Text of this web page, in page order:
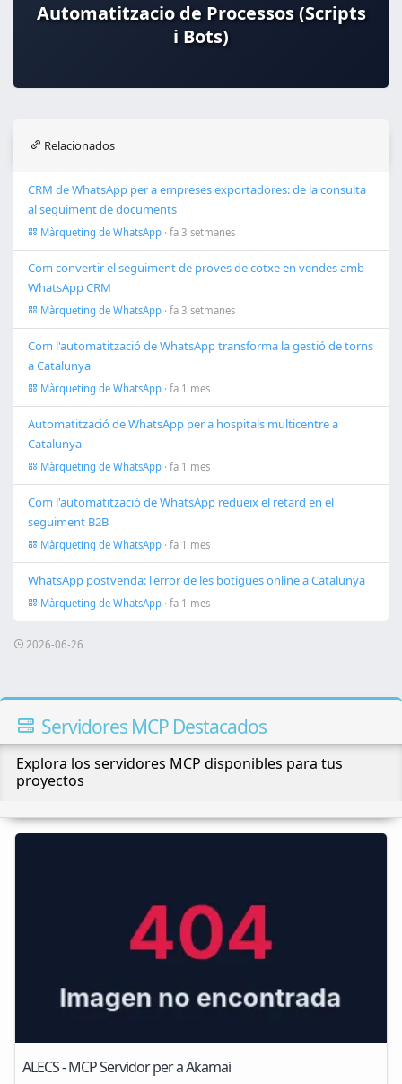
Automatitzacio de Processos (Scripts
i Bots)
Desenvolupament Web Full Stack
Laravel, Vue.js
Relacionados
CRM de WhatsApp per a empreses exportadores: de la consulta
al seguiment de documents
Màrqueting de WhatsApp · fa 3 setmanes
Com convertir el seguiment de proves de cotxe en vendes amb
WhatsApp CRM
Màrqueting de WhatsApp · fa 3 setmanes
Com l'automatització de WhatsApp transforma la gestió de torns
a Catalunya
Màrqueting de WhatsApp · fa 1 mes
Automatització de WhatsApp per a hospitals multicentre a
Catalunya
Màrqueting de WhatsApp · fa 1 mes
Com l'automatització de WhatsApp redueix el retard en el
seguiment B2B
Màrqueting de WhatsApp · fa 1 mes
WhatsApp postvenda: l'error de les botigues online a Catalunya
Màrqueting de WhatsApp · fa 1 mes
2026-06-26
Servidores MCP Destacados
Explora los servidores MCP disponibles para tus
proyectos
ALECS - MCP Servidor per a Akamai